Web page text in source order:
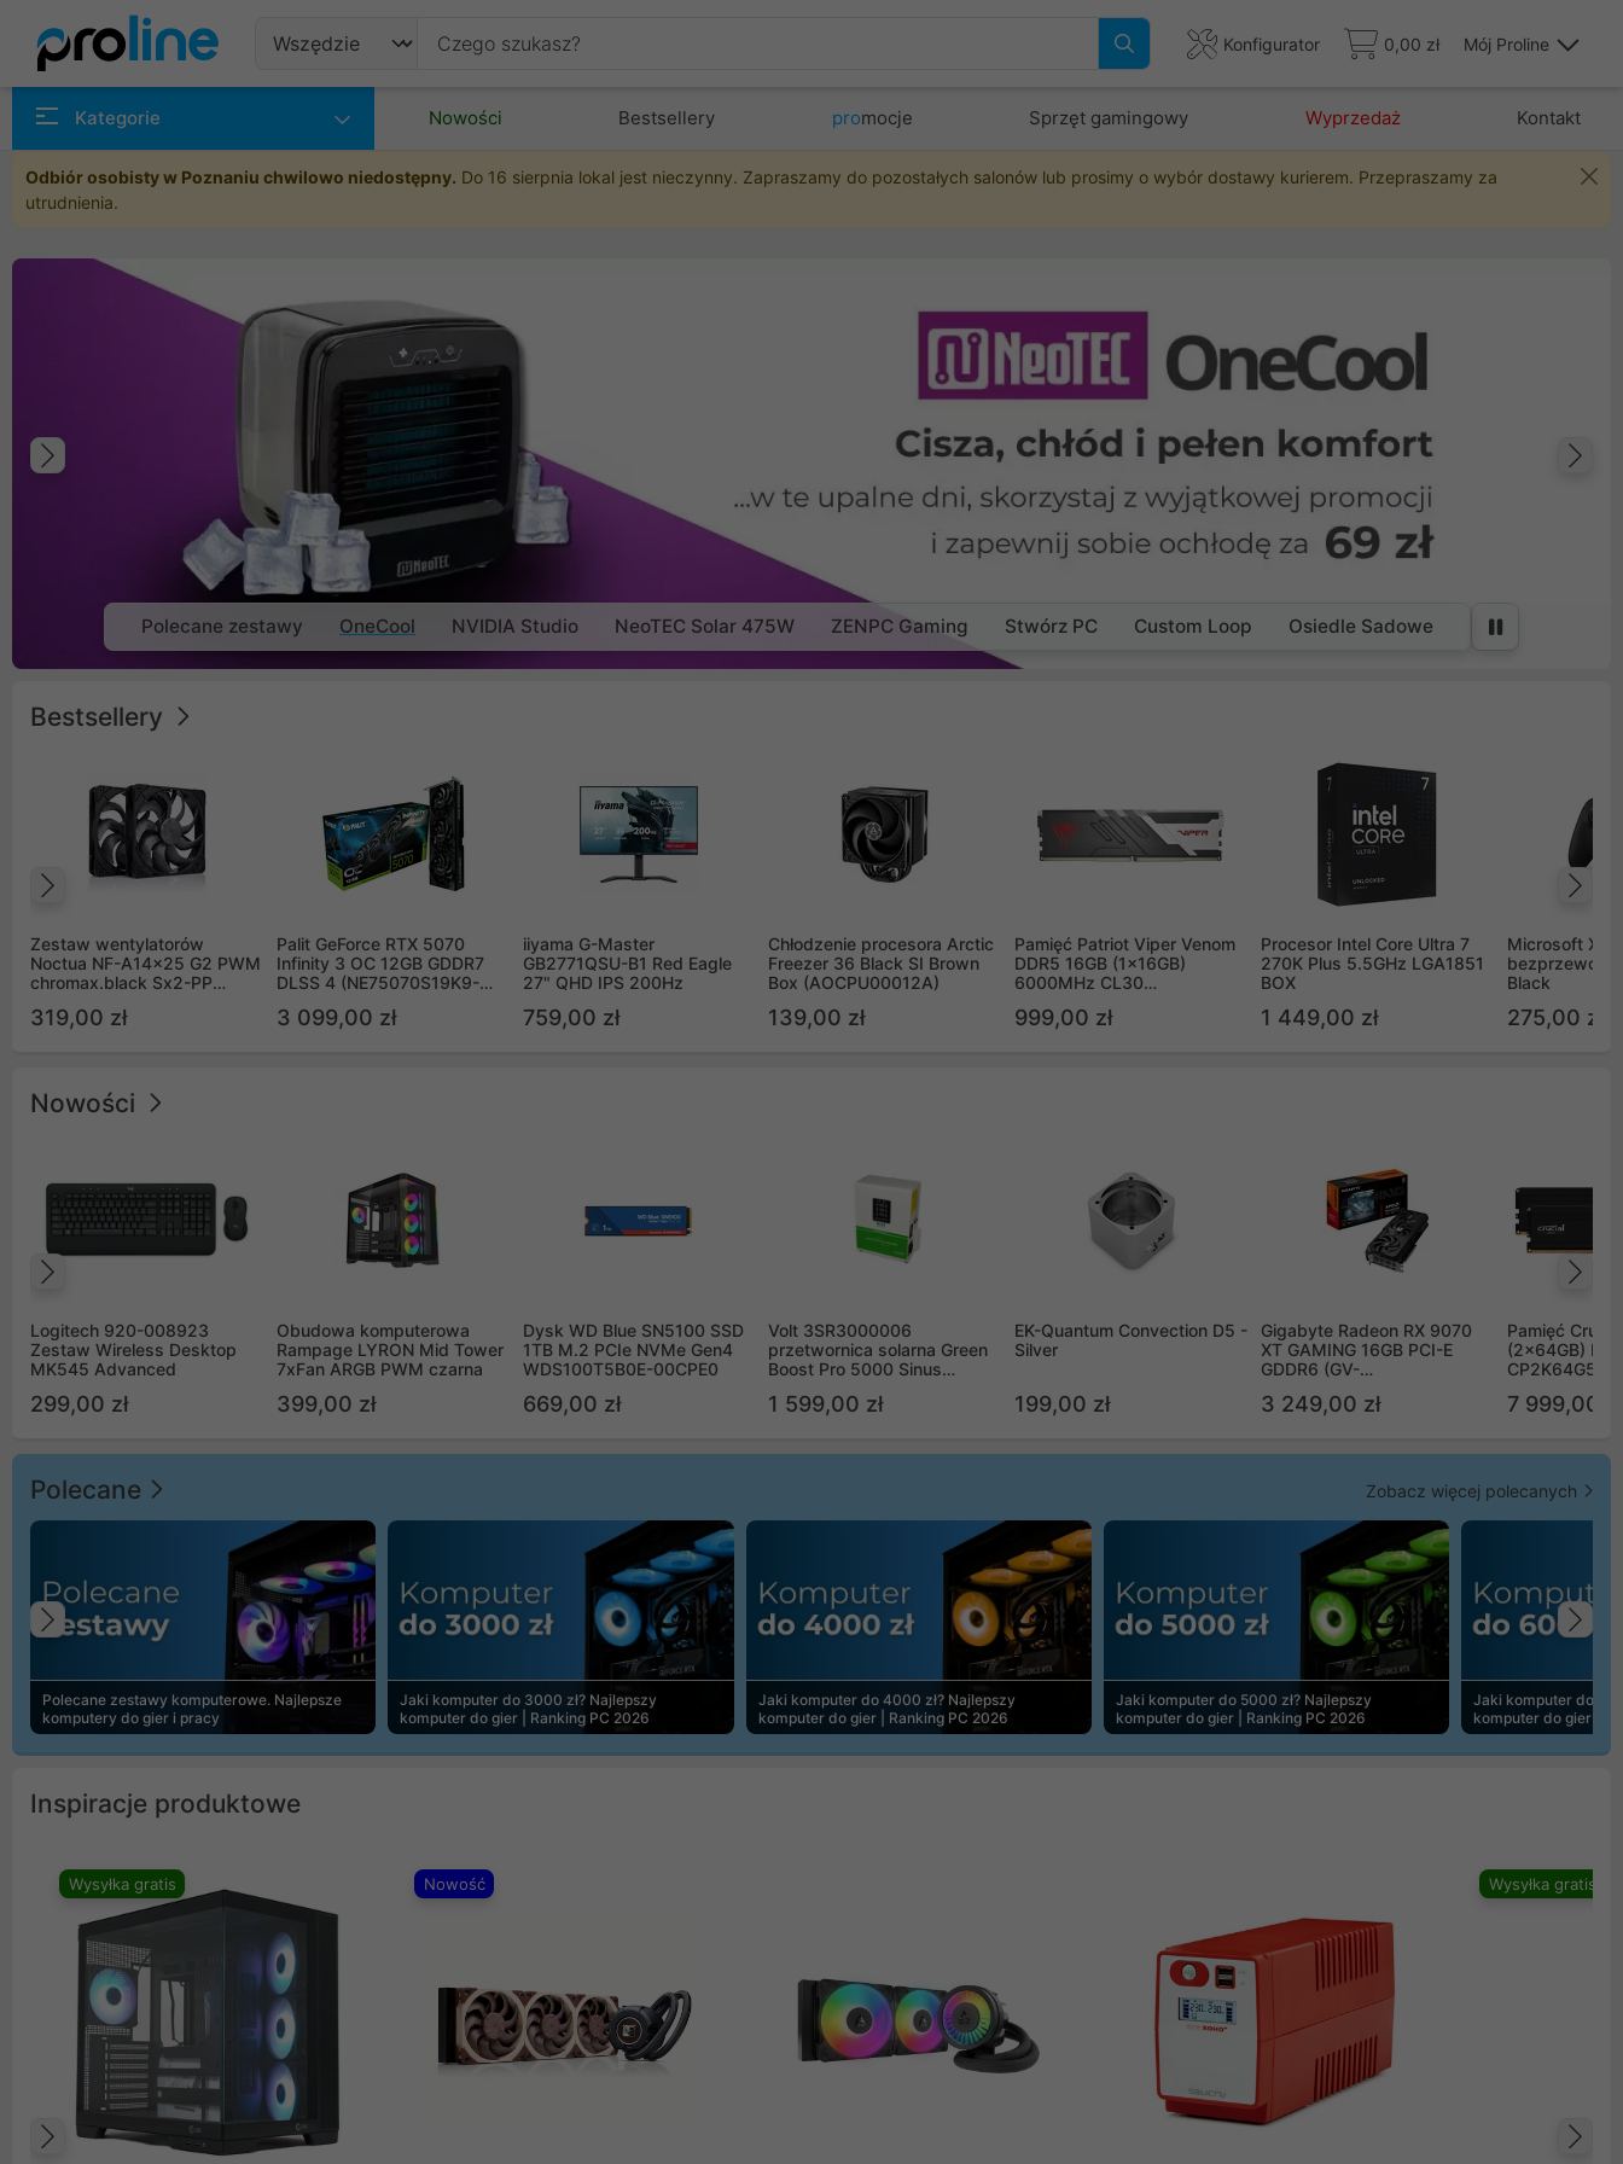
Konfigurator 0,00 zł Mój Proline
Kategorie Nowości Bestsellery promocje Sprzęt gamingowy Wyprzedaż Kontakt
Odbiór osobisty w Poznaniu chwilowo niedostępny. Do 16 sierpnia lokal jest nieczynny. Zapraszamy do pozostałych salonów lub prosimy o wybór dostawy kurierem. Przepraszamy za
utrudnienia.
Poprzedni
Polecane zestawy OneCool NVIDIA Studio NeoTEC Solar 475W ZENPC Gaming Stwórz PC Custom Loop Osiedle Sadowe
Bestsellery
Zestaw wentylatorów
Noctua NF-A14x25 G2 PWM
chromax.black Sx2-PP
(2szt)
319,00 zł
Palit GeForce RTX 5070
Infinity 3 OC 12GB GDDR7
DLSS 4 (NE75070S19K9-
3 099,00 zł
iiyama G-Master
GB2771QSU-B1 Red Eagle
27" QHD IPS 200Hz
759,00 zł
Chłodzenie procesora Arctic
Freezer 36 Black SI Brown
Box (AOCPU00012A)
139,00 zł
Pamięć Patriot Viper Venom
DDR5 16GB (1x16GB)
6000MHz CL30
999,00 zł
Procesor Intel Core Ultra 7
270K Plus 5.5GHz LGA1851
BOX
1 449,00 zł
Microsoft
Black
275,00 zł
Nowości
Logitech 920-008923
Zestaw Wireless Desktop
MK545 Advanced
299,00 zł
Obudowa komputerowa
Rampage LYRON Mid Tower
7xFan ARGB PWM czarna
399,00 zł
Dysk WD Blue SN5100 SSD
1TB M.2 PCIe NVMe Gen4
WDS100T5B0E-00CPE0
669,00 zł
Volt 3SR3000006
przetwornica solarna Green
Boost Pro 5000 Sinus
1 599,00 zł
EK-Quantum Convection D5 -
Silver
199,00 zł
Gigabyte Radeon RX 9070
XT GAMING 16GB PCI-E
GDDR6 (GV-
3 249,00 zł
Pamięć
(2x64GB)
7 999,00 zł
Polecane Zobacz więcej polecanych
Polecane zestawy komputerowe. Najlepsze
komputery do gier i pracy
Jaki komputer do 3000 zł? Najlepszy
komputer do gier | Ranking PC 2026
Jaki komputer do 4000 zł? Najlepszy
komputer do gier | Ranking PC 2026
Jaki komputer do 5000 zł? Najlepszy
komputer do gier | Ranking PC 2026
Jaki komputer do
komputer do gier |
Poprzedni
Inspiracje produktowe
Wysyłka gratis Nowość Wysyłka gratis